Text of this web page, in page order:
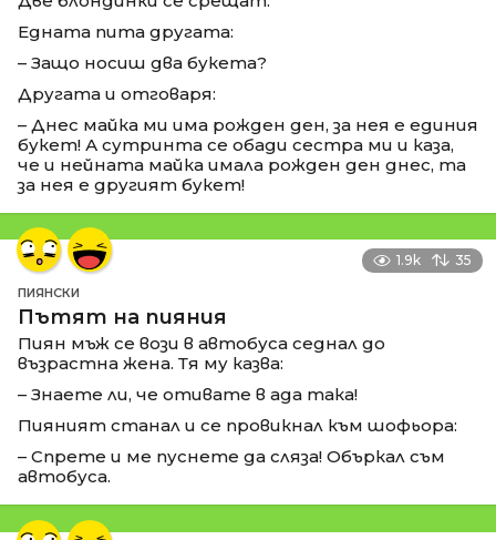
Едната пита другата:
– Защо носиш два букета?
Другата и отговаря:
– Днес майка ми има рожден ден, за нея е единия
букет! А сутринта се обади сестра ми и каза,
че и нейната майка имала рожден ден днес, та
за нея е другият букет!
1.9k 35
ПИЯНСКИ
Пътят на пияния
Пиян мъж се вози в автобуса седнал до
възрастна жена. Тя му казва:
– Знаете ли, че отивате в ада така!
Пияният станал и се провикнал към шофьора:
– Спрете и ме пуснете да сляза! Объркал съм
автобуса.